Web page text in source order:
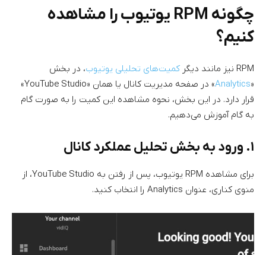
چگونه RPM یوتیوب را مشاهده
کنیم؟
RPM نیز مانند دیگر کمیت‌های تحلیلی یوتیوب، در بخش
«
Analytics
» در صفحه مدیریت کانال یا همان «YouTube Studio»
قرار دارد. در این بخش، نحوه مشاهده این کمیت را به صورت گام
به گام آموزش می‌دهیم.
۱. ورود به بخش تحلیل عملکرد کانال
برای مشاهده RPM یوتیوب، پس از رفتن به YouTube Studio، از
منوی کناری، عنوان Analytics را انتخاب کنید.